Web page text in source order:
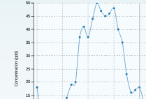
Concentration (ppb)
15
20
25
30
35
40
45
50